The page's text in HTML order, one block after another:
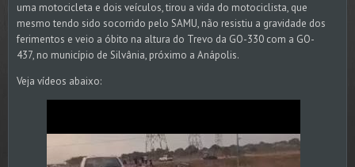
uma motocicleta e dois veículos, tirou a vida do motociclista, que
mesmo tendo sido socorrido pelo SAMU, não resistiu a gravidade dos
ferimentos e veio a óbito na altura do Trevo da GO-330 com a GO-
437, no município de Silvânia, próximo a Anápolis.
Veja vídeos abaixo: